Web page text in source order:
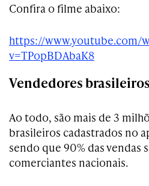
Confira o filme abaixo:
https://www.youtube.com/
v=TPopBDAbaK8
Vendedores brasileiros
Ao todo, são mais de 3
brasileiros cadastrados no
sendo que 90% das vendas
comerciantes nacionais.